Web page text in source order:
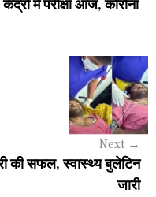
में परीक्षा आज, कोरोना
Next →
की सफल, स्वास्थ्य बुलेटिन
जारी